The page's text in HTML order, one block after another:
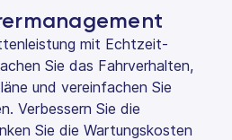
mit Echtzeit-
Sie das Fahrverhalten,
und vereinfachen Sie
Verbessern Sie die
Sie die Wartungskosten